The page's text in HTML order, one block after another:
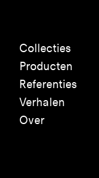
Collecties
Producten
Referenties
Verhalen
Over